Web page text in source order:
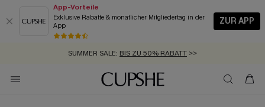
App-Vorteile
Exklusive Rabatte & monatlicher Mitgliedertag in der
App
ZUR APP
GRATIS MASSBAND MIT JEDEM SCHNELLVERSAND-ARTIKEL >>
SUMMER SALE: BIS ZU 50% RABATT >>
ZUM NEWSLETTER:BIS ZU -20% EXTRA ERHALTEN
KOSTENLOSER VERSAND AB 89 €